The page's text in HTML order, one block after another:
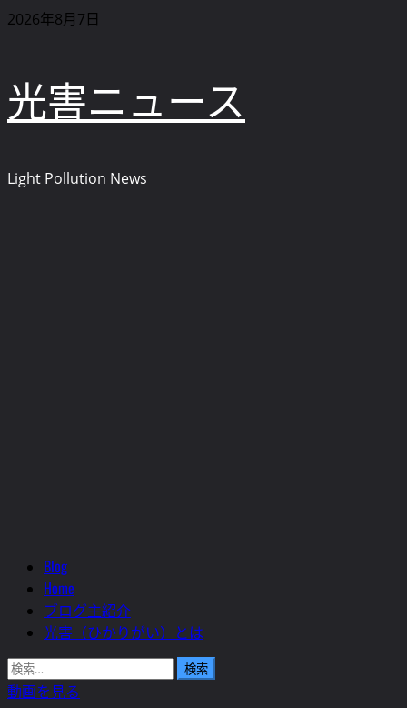
内
ス
キ
ッ
2026年8月7日
光害ニュース
Light Pollution News
ニ
ュ
ー
Blog
Home
ブログ主紹介
光害（ひかりがい）とは
検
索:
動画を見る